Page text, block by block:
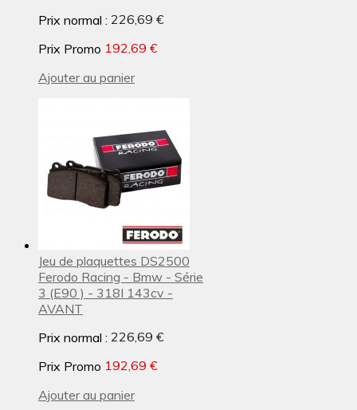
Prix normal : 226,69 €
Prix Promo 192,69 €
Ajouter au panier
Jeu de plaquettes DS2500
Ferodo Racing - Bmw - Série
3 (E90 ) - 318I 143cv -
AVANT
Prix normal : 226,69 €
Prix Promo 192,69 €
Ajouter au panier